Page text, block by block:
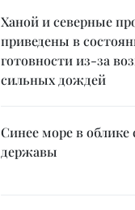
Ханой и северные
приведены в
готовности из-за
сильных дождей
Синее море в
державы